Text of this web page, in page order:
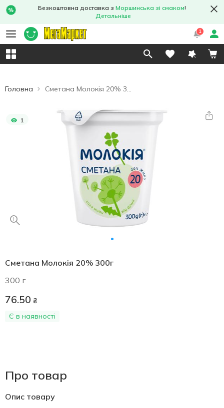
Безкоштовна доставка з Моршинська зі смаком!
Детальніше
1
Головна Сметана Молокія 20% 300г
1
Сметана Молокія 20% 300г
300 г
76.50 ₴
Є в наявності
Про товар
Опис товару